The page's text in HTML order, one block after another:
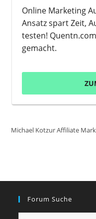
Online Marketing
Ansatz spart Zeit,
testen!
gemacht.
Michael Kotzur Affiliate
Forum Suche